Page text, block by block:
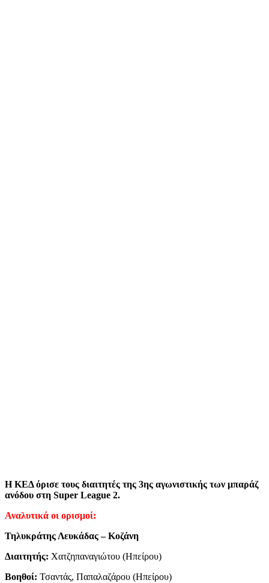
Η ΚΕΔ όρισε τους διαιτητές της 3ης αγωνιστικής των μπαράζ
ανόδου στη Super League 2.
Αναλυτικά οι ορισμοί:
Τηλυκράτης Λευκάδας – Κοζάνη
Διαιτητής: Χατζηπαναγιώτου (Ηπείρου)
Βοηθοί: Τσαντάς, Παπαλαζάρου (Ηπείρου)